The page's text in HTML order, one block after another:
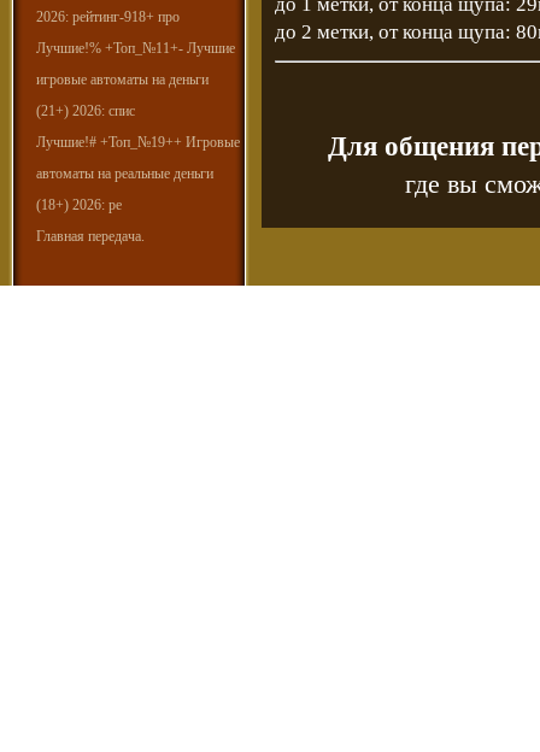
2026: рейтинг-918+ про
Лучшие!% +Топ_№11+- Лучшие
игровые автоматы на деньги
(21+) 2026: спис
Лучшие!# +Топ_№19++ Игровые
автоматы на реальные деньги
(18+) 2026: ре
Главная передача.
до 2 метки, от конца щупа:
Для общения
где вы